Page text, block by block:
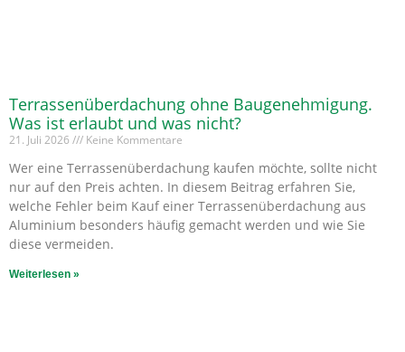
Terrassenüberdachung ohne Baugenehmigung.
Was ist erlaubt und was nicht?
21. Juli 2026 Keine Kommentare
Wer eine Terrassenüberdachung kaufen möchte, sollte nicht
nur auf den Preis achten. In diesem Beitrag erfahren Sie,
welche Fehler beim Kauf einer Terrassenüberdachung aus
Aluminium besonders häufig gemacht werden und wie Sie
diese vermeiden.
Weiterlesen »